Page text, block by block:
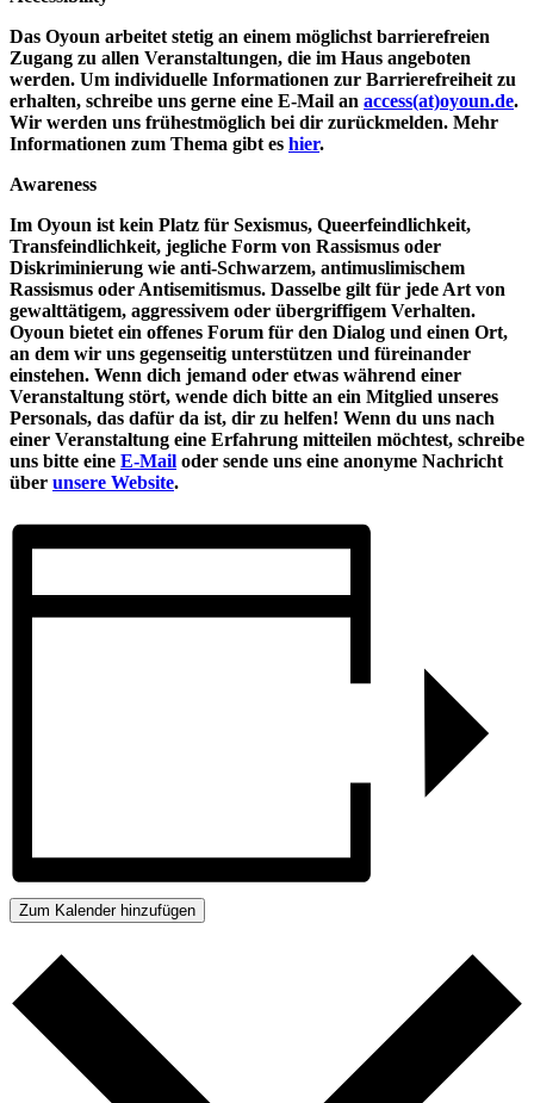
Das Oyoun arbeitet stetig an einem möglichst barrierefreien
Zugang zu allen Veranstaltungen, die im Haus angeboten
werden. Um individuelle Informationen zur Barrierefreiheit zu
erhalten, schreibe uns gerne eine E-Mail an access(at)oyoun.de.
Wir werden uns frühestmöglich bei dir zurückmelden. Mehr
Informationen zum Thema gibt es hier.
Awareness
Im Oyoun ist kein Platz für Sexismus, Queerfeindlichkeit,
Transfeindlichkeit, jegliche Form von Rassismus oder
Diskriminierung wie anti-Schwarzem, antimuslimischem
Rassismus oder Antisemitismus. Dasselbe gilt für jede Art von
gewalttätigem, aggressivem oder übergriffigem Verhalten.
Oyoun bietet ein offenes Forum für den Dialog und einen Ort,
an dem wir uns gegenseitig unterstützen und füreinander
einstehen. Wenn dich jemand oder etwas während einer
Veranstaltung stört, wende dich bitte an ein Mitglied unseres
Personals, das dafür da ist, dir zu helfen! Wenn du uns nach
einer Veranstaltung eine Erfahrung mitteilen möchtest, schreibe
uns bitte eine E-Mail oder sende uns eine anonyme Nachricht
über unsere Website.
Zum Kalender hinzufügen